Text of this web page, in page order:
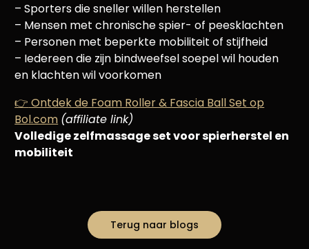
– Sporters die sneller willen herstellen
– Mensen met chronische spier- of peesklachten
– Personen met beperkte mobiliteit of stijfheid
– Iedereen die zijn bindweefsel soepel wil houden
en klachten wil voorkomen
👉 Ontdek de Foam Roller & Fascia Ball Set op
Bol.com (affiliate link)
Volledige zelfmassage set voor spierherstel en
mobiliteit
Terug naar blogs